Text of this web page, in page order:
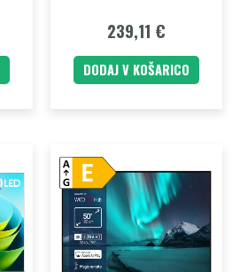
239,11 €
DODAJ V KOŠARICO